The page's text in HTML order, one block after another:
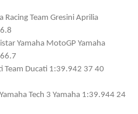
Racing Team Gresini Aprilia
Yamaha MotoGP Yamaha
Team Ducati 1:39.942 37 40
Tech 3 Yamaha 1:39.944 24